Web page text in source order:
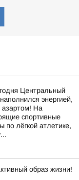
Центральный
энергией,
На
спортивные
по лёгкой атлетике,
образ жизни!